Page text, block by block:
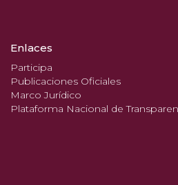
Enlaces
Participa
Publicaciones Oficiales
Marco Jurídico
Plataforma Nacional de